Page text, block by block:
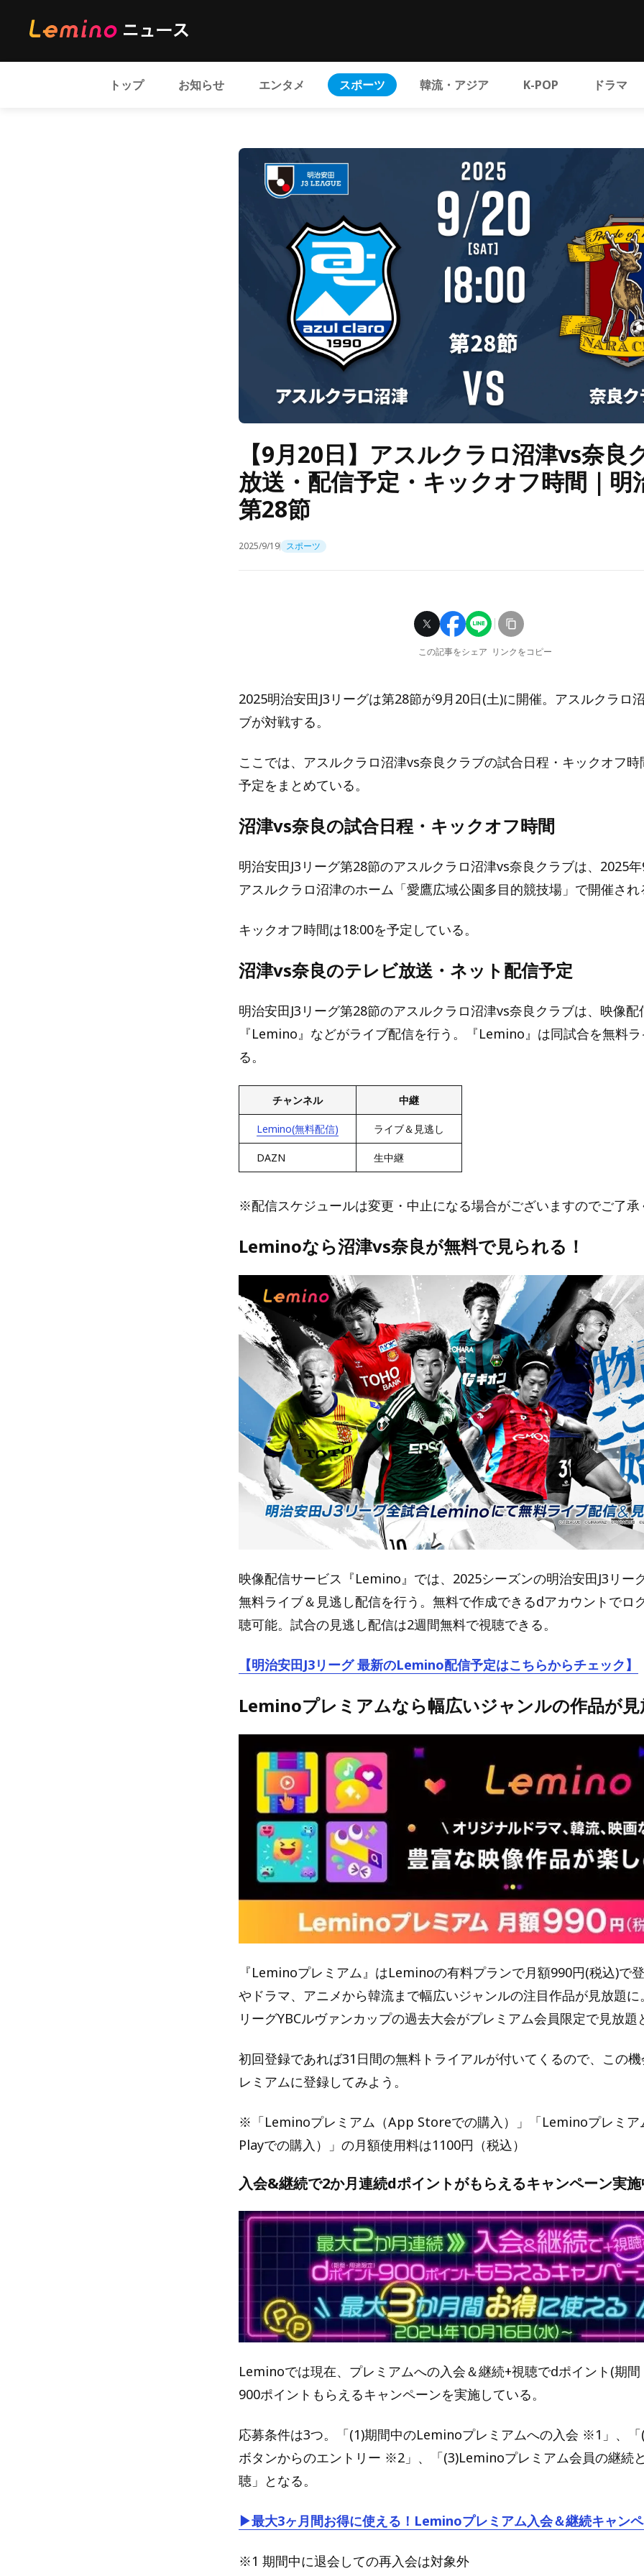
トップ お知らせ エンタメ スポーツ 韓流・アジア K-POP ドラマ
【9月20日】アスルクラロ沼津vs奈良
放送・配信予定・キックオフ時間｜明
第28節
2025/9/19 スポーツ
この記事をシェア リンクをコピー
2025明治安田J3リーグは第28節が9月20日(土)に開催。アスルクラロ
ブが対戦する。
ここでは、アスルクラロ沼津vs奈良クラブの試合日程・キックオフ
予定をまとめている。
沼津vs奈良の試合日程・キックオフ時間
明治安田J3リーグ第28節のアスルクラロ沼津vs奈良クラブは、2025
アスルクラロ沼津のホーム「愛鷹広域公園多目的競技場」で開催され
キックオフ時間は18:00を予定している。
沼津vs奈良のテレビ放送・ネット配信予定
明治安田J3リーグ第28節のアスルクラロ沼津vs奈良クラブは、映像
『Lemino』などがライブ配信を行う。『Lemino』は同試合を無料
る。
チャンネル 中継
Lemino(無料配信) ライブ＆見逃し
DAZN 生中継
※配信スケジュールは変更・中止になる場合がございますのでご了承
Leminoなら沼津vs奈良が無料で見られる！
映像配信サービス『Lemino』では、2025シーズンの明治安田J3リー
無料ライブ＆見逃し配信を行う。無料で作成できるdアカウントでロ
聴可能。試合の見逃し配信は2週間無料で視聴できる。
【明治安田J3リーグ 最新のLemino配信予定はこちらからチェック】
Leminoプレミアムなら幅広いジャンルの作品が見
『Leminoプレミアム』はLeminoの有料プランで月額990円(税込)で
やドラマ、アニメから韓流まで幅広いジャンルの注目作品が見放題に
リーグYBCルヴァンカップの過去大会がプレミアム会員限定で見放題
初回登録であれば31日間の無料トライアルが付いてくるので、この
レミアムに登録してみよう。
※「Leminoプレミアム（App Storeでの購入）」「Leminoプレミア
Playでの購入）」の月額使用料は1100円（税込）
入会&継続で2か月連続dポイントがもらえるキャンペーン実
Leminoでは現在、プレミアムへの入会＆継続+視聴でdポイント(期
900ポイントもらえるキャンペーンを実施している。
応募条件は3つ。「(1)期間中のLeminoプレミアムへの入会 ※1」、「
ボタンからのエントリー ※2」、「(3)Leminoプレミアム会員の継続
聴」となる。
▶最大3ヶ月間お得に使える！Leminoプレミアム入会＆継続キャン
※1 期間中に退会しての再入会は対象外